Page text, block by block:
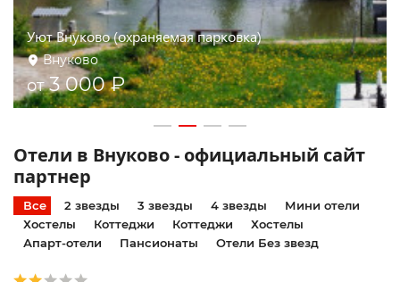
Вырубово (трасса М-1 в область, Минское шоссе,
МЦД D1 Баковка)
Одинцово
от2 500 ₽
Отели в Внуково - официальный сайт
партнер
Все 2 звезды 3 звезды 4 звезды
Мини отели
Хостелы
Коттеджи Коттеджи
Хостелы
Апарт-отели
Пансионаты Отели Без звезд